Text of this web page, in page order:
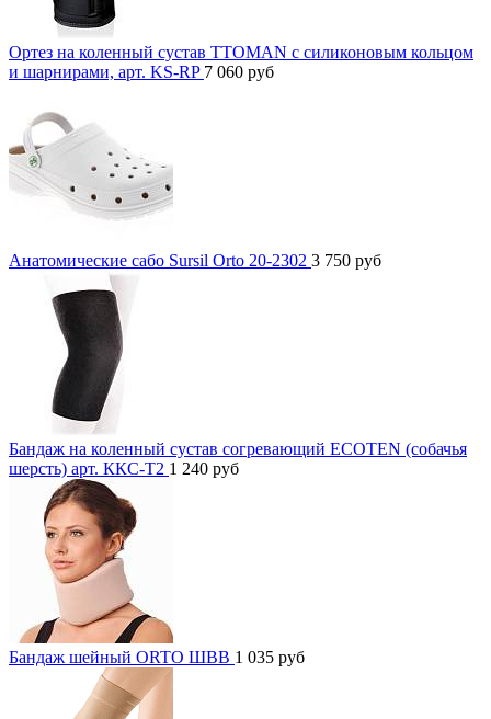
Ортез на коленный сустав TTOMAN с силиконовым кольцом
и шарнирами, арт. KS-RP 7 060 руб
Анатомические сабо Sursil Orto 20-2302 3 750 руб
Бандаж на коленный сустав согревающий ECOTEN (собачья
шерсть) арт. ККС-Т2 1 240 руб
Бандаж шейный ORTO ШВВ 1 035 руб